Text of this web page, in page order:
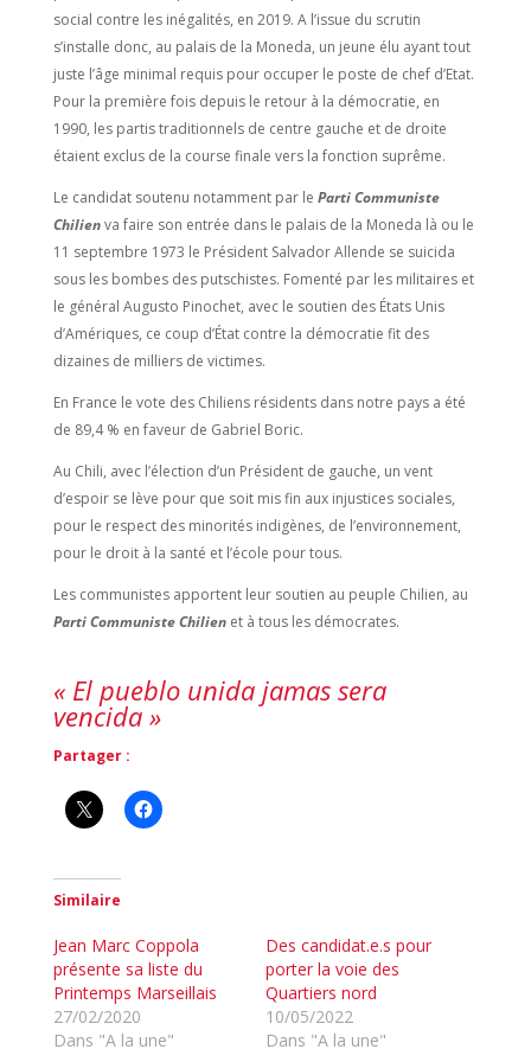
social contre les inégalités, en 2019. A l’issue du scrutin
s’installe donc, au palais de la Moneda, un jeune élu ayant tout
juste l’âge minimal requis pour occuper le poste de chef d’Etat.
Pour la première fois depuis le retour à la démocratie, en
1990, les partis traditionnels de centre gauche et de droite
étaient exclus de la course finale vers la fonction suprême.
Le candidat soutenu notamment par le Parti Communiste
Chilienva faire son entrée dans le palais de la Moneda là ou le
11 septembre 1973 le Président Salvador Allende se suicida
sous les bombes des putschistes. Fomenté par les militaires et
le général Augusto Pinochet, avec le soutien des États Unis
d’Amériques, ce coup d’État contre la démocratie fit des
dizaines de milliers de victimes.
En France le vote des Chiliens résidents dans notre pays a été
de 89,4 % en faveur de Gabriel Boric.
Au Chili, avec l’élection d’un Président de gauche, un vent
d’espoir se lève pour que soit mis fin aux injustices sociales,
pour le respect des minorités indigènes, de l’environnement,
pour le droit à la santé et l’école pour tous.
Les communistes apportent leur soutien au peuple Chilien, au
Parti Communiste Chilienet à tous les démocrates.
« El pueblo unida jamas sera
vencida »
Partager :
Similaire
Jean Marc Coppola
présente sa liste du
Printemps Marseillais
27/02/2020
Dans "A la une"
Des candidat.e.s pour
porter la voie des
Quartiers nord
10/05/2022
Dans "A la une"